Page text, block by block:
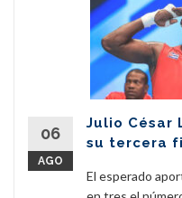
06
AGO
Julio César
su tercera
El esperado